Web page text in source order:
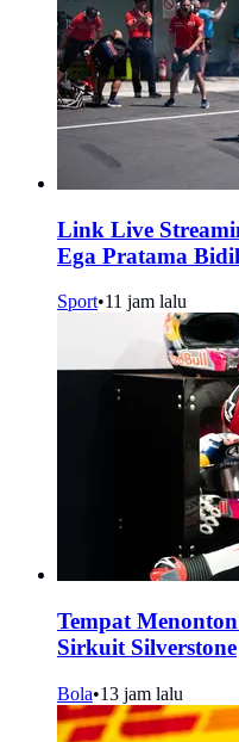
Link Live
Ega Pratama
Sport•11 jam lalu
Tempat
Sirkuit Silverstone
Bola•13 jam lalu